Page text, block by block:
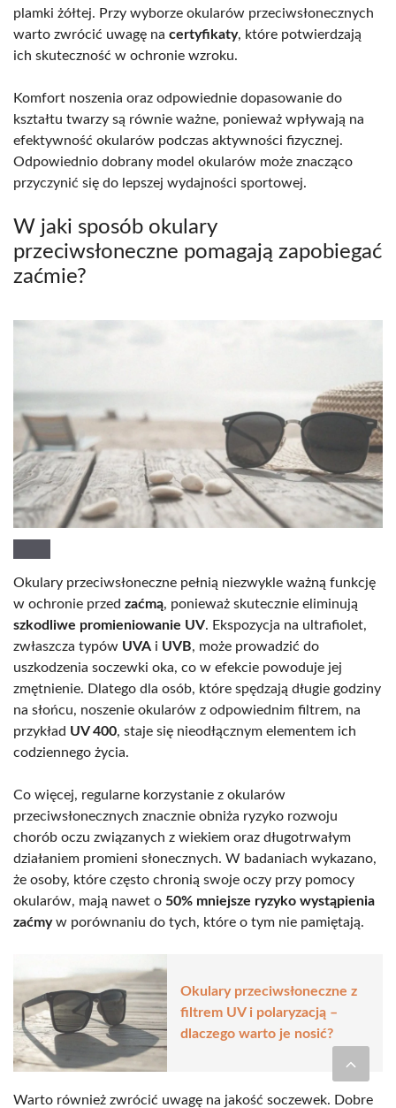
plamki żółtej. Przy wyborze okularów przeciwsłonecznych
warto zwrócić uwagę na certyfikaty, które potwierdzają
ich skuteczność w ochronie wzroku.
Komfort noszenia oraz odpowiednie dopasowanie do
kształtu twarzy są równie ważne, ponieważ wpływają na
efektywność okularów podczas aktywności fizycznej.
Odpowiednio dobrany model okularów może znacząco
przyczynić się do lepszej wydajności sportowej.
W jaki sposób okulary
przeciwsłoneczne pomagają zapobiegać
zaćmie?
Okulary przeciwsłoneczne pełnią niezwykle ważną funkcję
w ochronie przed zaćmą, ponieważ skutecznie eliminują
szkodliwe promieniowanie UV. Ekspozycja na ultrafiolet,
zwłaszcza typów UVA i UVB, może prowadzić do
uszkodzenia soczewki oka, co w efekcie powoduje jej
zmętnienie. Dlatego dla osób, które spędzają długie godziny
na słońcu, noszenie okularów z odpowiednim filtrem, na
przykład UV 400, staje się nieodłącznym elementem ich
codziennego życia.
Co więcej, regularne korzystanie z okularów
przeciwsłonecznych znacznie obniża ryzyko rozwoju
chorób oczu związanych z wiekiem oraz długotrwałym
działaniem promieni słonecznych. W badaniach wykazano,
że osoby, które często chronią swoje oczy przy pomocy
okularów, mają nawet o 50% mniejsze ryzyko wystąpienia
zaćmyw porównaniu do tych, które o tym nie pamiętają.
Okulary przeciwsłoneczne z
filtrem UV i polaryzacją –
dlaczego warto je nosić?
Warto również zwrócić uwagę na jakość soczewek. Dobre